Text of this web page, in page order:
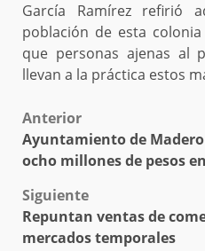
García Ramírez refirió
población de esta
que personas ajenas al
llevan a la práctica estos
Post
navigation
Anterior
Ayuntamiento de
ocho millones de pesos
Siguiente
Repuntan ventas de
mercados temporales